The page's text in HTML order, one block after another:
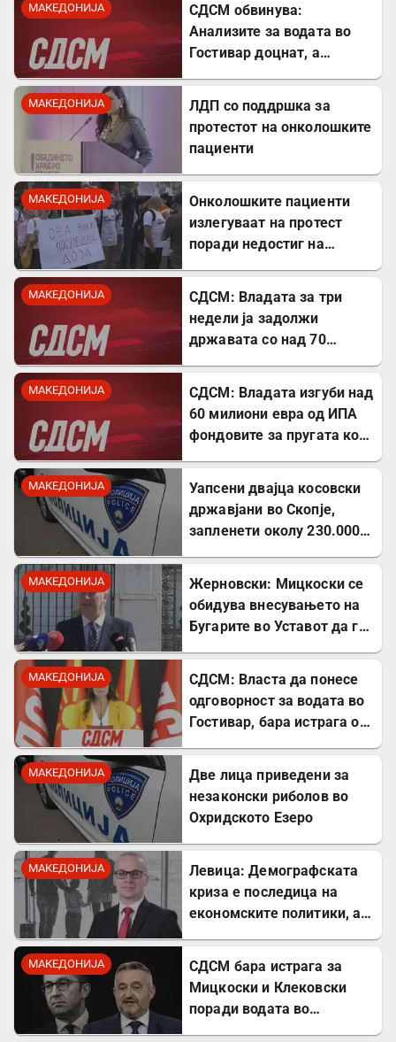
МАКЕДОНИЈА
СДСМ обвинува:
Анализите за водата во
Гостивар доцнат, а
МАКЕДОНИЈА
ЛДП со поддршка за
протестот на онколошките
пациенти
МАКЕДОНИЈА
Онколошките пациенти
излегуваат на протест
поради недостиг на
МАКЕДОНИЈА
СДСМ: Владата за три
недели ја задолжи
државата со над 70
МАКЕДОНИЈА
СДСМ: Владата изгуби над
60 милиони евра од ИПА
фондовите за пругата кон
МАКЕДОНИЈА
Уапсени двајца косовски
државјани во Скопје,
запленети околу 230.000
МАКЕДОНИЈА
Жерновски: Мицкоски се
обидува внесувањето на
Бугарите во Уставот да го
МАКЕДОНИЈА
СДСМ: Власта да понесе
одговорност за водата во
Гостивар, бара истрага од
МАКЕДОНИЈА
Две лица приведени за
незаконски риболов во
Охридското Езеро
МАКЕДОНИЈА
Левица: Демографската
криза е последица на
економските политики, а
МАКЕДОНИЈА
СДСМ бара истрага за
Мицкоски и Клековски
поради водата во